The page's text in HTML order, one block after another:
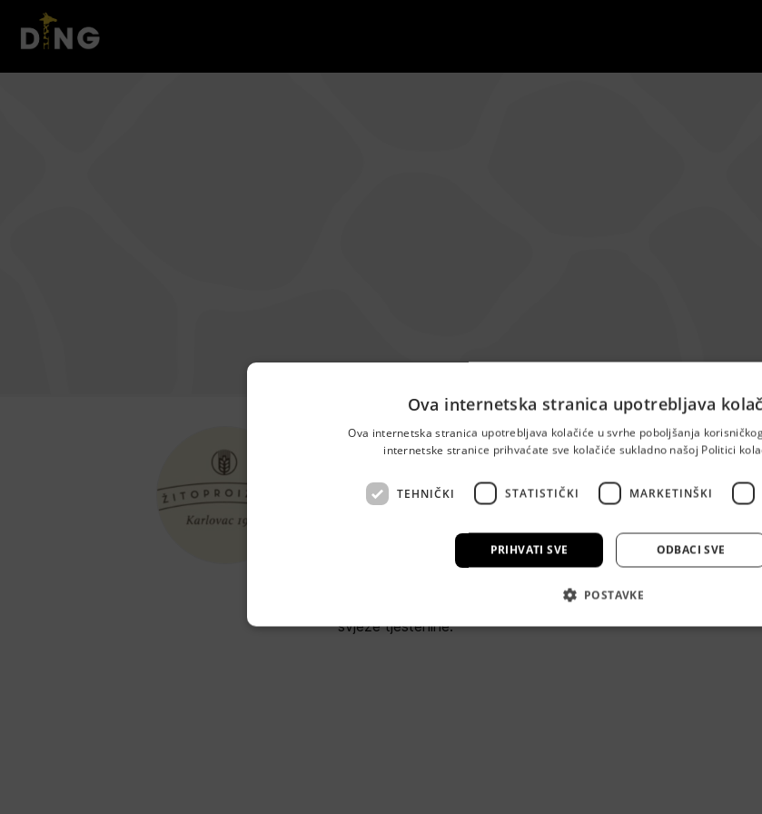
Žitoproizvod d.d.
S više od 100 zaposlenih, tvrtka Žitoproizvod trenutno je
županiji i gradu Karlovcu u segmentu prerade i proizvodnje
svježe tjestenine.
Ova internetska stranica upotrebljava
Ova internetska stranica upotrebljava kolačiće u svrhe poboljšanja
internetske stranice prihvaćate sve kolačiće sukladno našoj Politici
TEHNIČKI STATISTIČKI MARKETINŠKI
PRIHVATI SVE ODBACI SVE
POSTAVKE